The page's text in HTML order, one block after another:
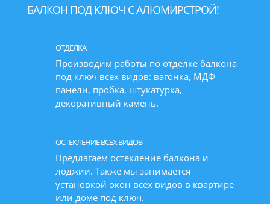
БАЛКОН ПОД КЛЮЧ С АЛЮМИРСТРОЙ!
ОТДЕЛКА
Производим работы по отделке балкона
под ключ всех видов: вагонка, МДФ
панели, пробка, штукатурка,
декоративный камень.
ОСТЕКЛЕНИЕ ВСЕХ ВИДОВ
Предлагаем остекление балкона и
лоджии. Также мы занимается
установкой окон всех видов в квартире
или доме под ключ.